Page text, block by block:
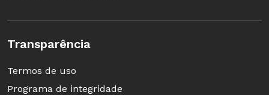
Transparência
Termos de uso
Programa de integridade